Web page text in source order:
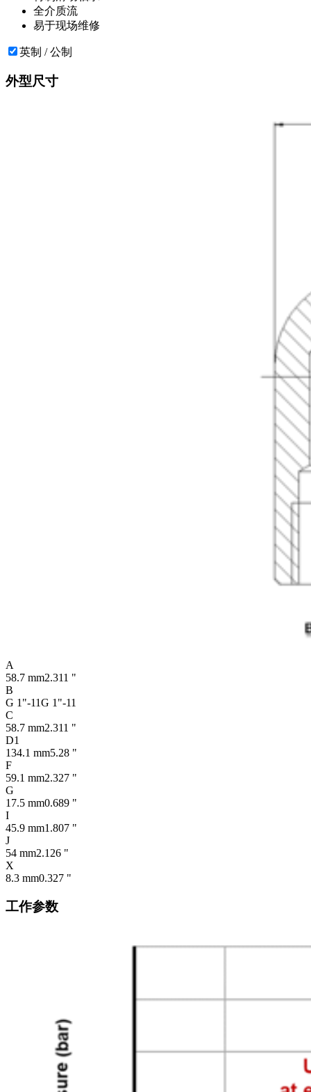
全介质流
易于现场维修
英制 / 公制
外型尺寸
A
58.7 mm2.311 "
B
G 1"-11G 1"-11
C
58.7 mm2.311 "
D1
134.1 mm5.28 "
F
59.1 mm2.327 "
G
17.5 mm0.689 "
I
45.9 mm1.807 "
J
54 mm2.126 "
X
8.3 mm0.327 "
工作参数